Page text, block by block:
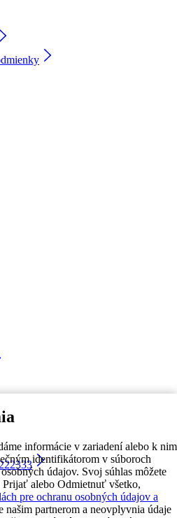
informácie v zariadení alebo k nim
identifikátorom v súboroch
údajov. Svoj súhlas môžete
alebo Odmietnuť všetko,
pre ochranu osobných údajov a
partnerom a neovplyvnia údaje